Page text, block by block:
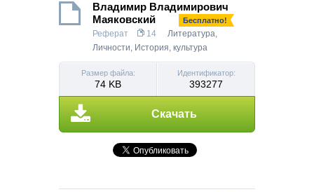
Владимир Владимирович
Маяковский
Бесплатно!
Реферат 14 Литература,
Личности, История, культура
Размер файла:
74 KB
Идентификатор:
393277
Скачать